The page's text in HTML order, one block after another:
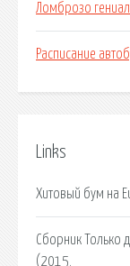
Ломброзо
Расписание
Links
Хитовый бум на
Сборник Только
(2015.